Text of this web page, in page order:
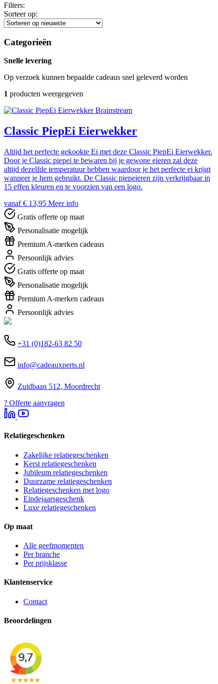
Filters:
Sorteer op:
Categorieën
Snelle levering
Op verzoek kunnen bepaalde cadeaus snel geleverd worden
1 producten weergegeven
Brainstream
Classic PiepEi Eierwekker
Altijd het perfecte gekookte Ei met deze Classic PiepEi Eierwekker.
Door je Classic piepei te bewaren bij je gewone eieren zal deze
altijd dezelfde temperatuur hebben waardoor je het perfecte ei krijgt
wanneer je hem gebruikt. De Classic piepeieren zijn verkrijgbaar in
15 effen kleuren en te voorzien van een logo.
vanaf € 13,95 Meer info
Gratis offerte op maat
Personalisatie mogelijk
Premium A-merken cadeaus
Persoonlijk advies
Gratis offerte op maat
Personalisatie mogelijk
Premium A-merken cadeaus
Persoonlijk advies
+31 (0)182-63 82 50
info@cadeauxperts.nl
Zuidbaan 512, Moordrecht
? Offerte aanvragen
Relatiegeschenken
Zakelijke relatiegeschenken
Kerst relatiegeschenken
Jubileum relatiegeschenken
Duurzame relatiegeschenken
Relatiegeschenken met logo
Eindejaarsgeschenk
Luxe relatiegeschenken
Op maat
Alle geefmomenten
Per branche
Per prijsklasse
Klantenservice
Contact
Beoordelingen